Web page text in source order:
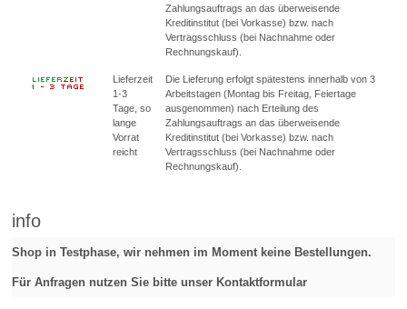
Zahlungsauftrags an das überweisende
Kreditinstitut (bei Vorkasse) bzw. nach
Vertragsschluss (bei Nachnahme oder
Rechnungskauf).
Lieferzeit
1-3
Tage, so
lange
Vorrat
reicht
Die Lieferung erfolgt spätestens innerhalb von 3
Arbeitstagen (Montag bis Freitag, Feiertage
ausgenommen) nach Erteilung des
Zahlungsauftrags an das überweisende
Kreditinstitut (bei Vorkasse) bzw. nach
Vertragsschluss (bei Nachnahme oder
Rechnungskauf).
info
Shop in Testphase, wir nehmen im Moment keine Bestellungen.
Für Anfragen nutzen Sie bitte unser Kontaktformular